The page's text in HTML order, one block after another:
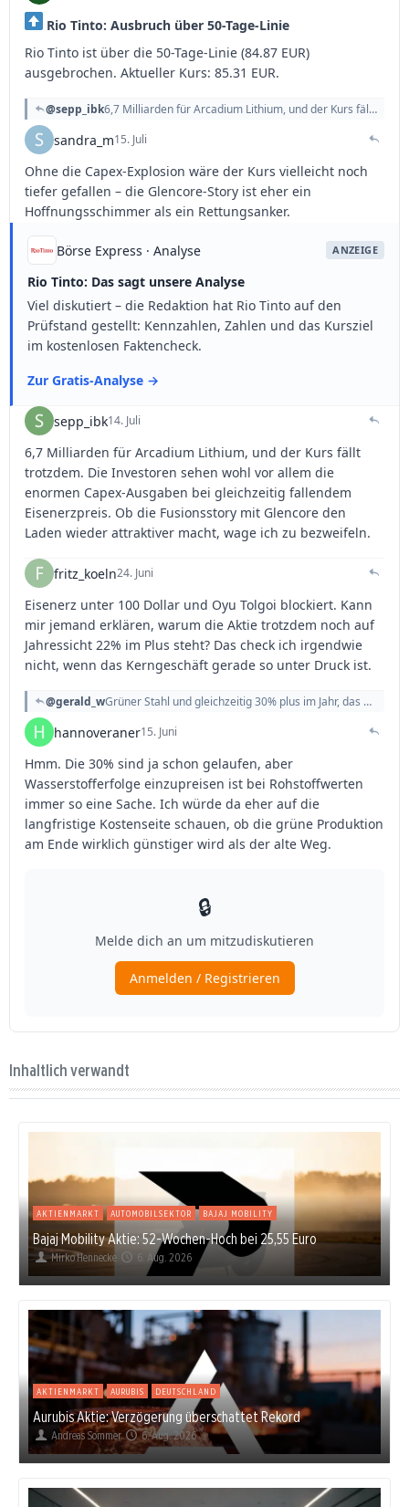
Inhaltlich verwandt
AKTIENMARKT AUTOMOBILSEKTOR BAJAJ MOBILITY
Bajaj Mobility Aktie: 52-Wochen-Hoch bei 25,55 Euro
Mirko Hennecke 6. Aug. 2026
AKTIENMARKT AURUBIS DEUTSCHLAND
Aurubis Aktie: Verzögerung überschattet Rekord
Andreas Sommer 6. Aug. 2026